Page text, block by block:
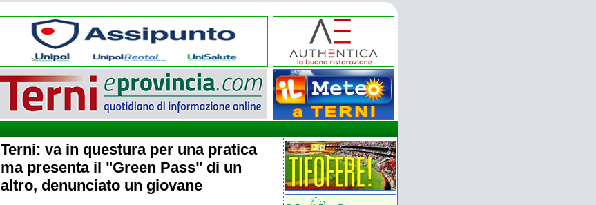
Terni: va in questura per una pratica
ma presenta il "Green Pass" di un
altro, denunciato un giovane